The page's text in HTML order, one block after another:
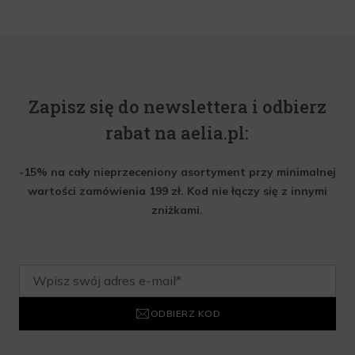
Zapisz się do newslettera i odbierz
rabat na aelia.pl:
-15% na cały nieprzeceniony asortyment przy minimalnej
wartości zamówienia 199 zł. Kod nie łączy się z innymi
zniżkami.
ODBIERZ KOD